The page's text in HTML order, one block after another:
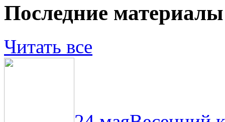
Последние материалы
Читать все